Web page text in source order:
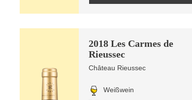
2018 Les Carmes de
Rieussec
Château Rieussec
Weißwein